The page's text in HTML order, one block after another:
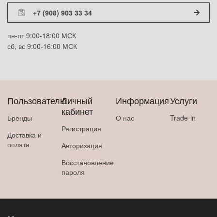
+7 (908) 903 33 34
пн-пт 9:00-18:00 МСК
сб, вс 9:00-16:00 МСК
Пользователю
Бренды
Доставка и
оплата
Личный
кабинет
Регистрация
Авторизация
Восстановление
пароля
Информация
О нас
Услуги
Trade-in